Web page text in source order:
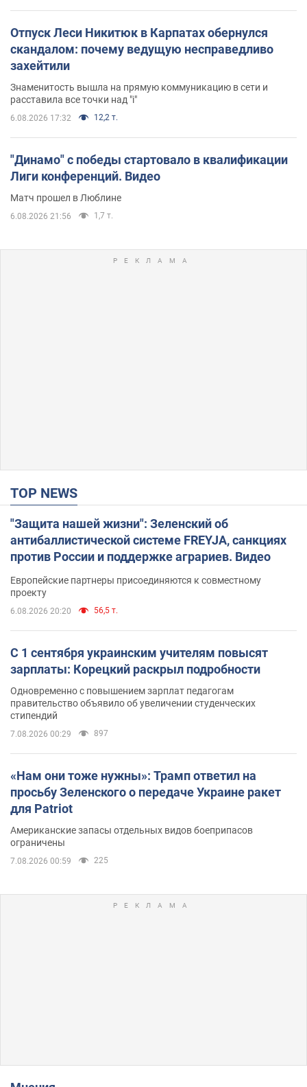
Отпуск Леси Никитюк в Карпатах обернулся
скандалом: почему ведущую несправедливо
захейтили
Знаменитость вышла на прямую коммуникацию в сети и
расставила все точки над "i"
6.08.2026 17:32 12,2 т.
"Динамо" с победы стартовало в квалификации
Лиги конференций. Видео
Матч прошел в Люблине
6.08.2026 21:56 1,7 т.
TOP NEWS
"Защита нашей жизни": Зеленский об
антибаллистической системе FREYJA, санкциях
против России и поддержке аграриев. Видео
Европейские партнеры присоединяются к совместному
проекту
6.08.2026 20:20 56,5 т.
С 1 сентября украинским учителям повысят
зарплаты: Корецкий раскрыл подробности
Одновременно с повышением зарплат педагогам
правительство объявило об увеличении студенческих
стипендий
7.08.2026 00:29 897
«Нам они тоже нужны»: Трамп ответил на
просьбу Зеленского о передаче Украине ракет
для Patriot
Американские запасы отдельных видов боеприпасов
ограничены
7.08.2026 00:59 225